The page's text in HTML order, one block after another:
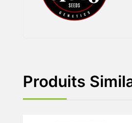
Produits